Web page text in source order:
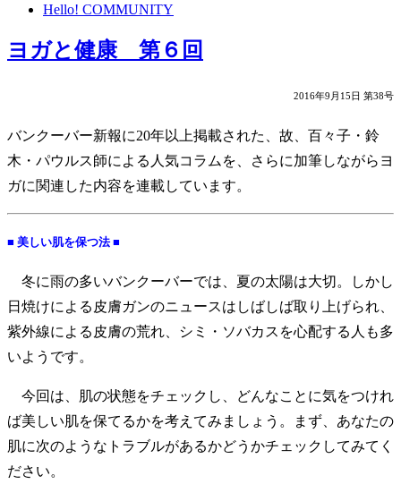
Hello! COMMUNITY
ヨガと健康 第６回
2016年9月15日 第38号
バンクーバー新報に20年以上掲載された、故、百々子・鈴
木・パウルス師による人気コラムを、さらに加筆しながらヨ
ガに関連した内容を連載しています。
■ 美しい肌を保つ法 ■
冬に雨の多いバンクーバーでは、夏の太陽は大切。しかし
日焼けによる皮膚ガンのニュースはしばしば取り上げられ、
紫外線による皮膚の荒れ、シミ・ソバカスを心配する人も多
いようです。
今回は、肌の状態をチェックし、どんなことに気をつけれ
ば美しい肌を保てるかを考えてみましょう。まず、あなたの
肌に次のようなトラブルがあるかどうかチェックしてみてく
ださい。